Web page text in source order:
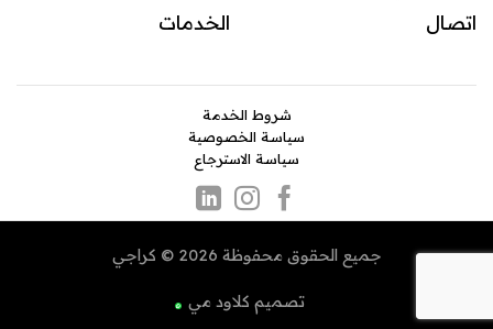
اتصال
الخدمات
شروط الخدمة
سياسة الخصوصية
سياسة الاسترجاع
جميع الحقوق محفوظة 2026 © كراجي
تصميم كلاود مي